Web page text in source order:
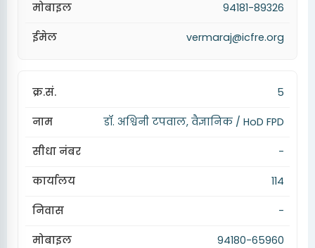
94181-89326
vermaraj@icfre.org
5
डॉ. अश्विनी टपवाल, वैज्ञानिक / HoD FPD
-
114
-
94180-65960